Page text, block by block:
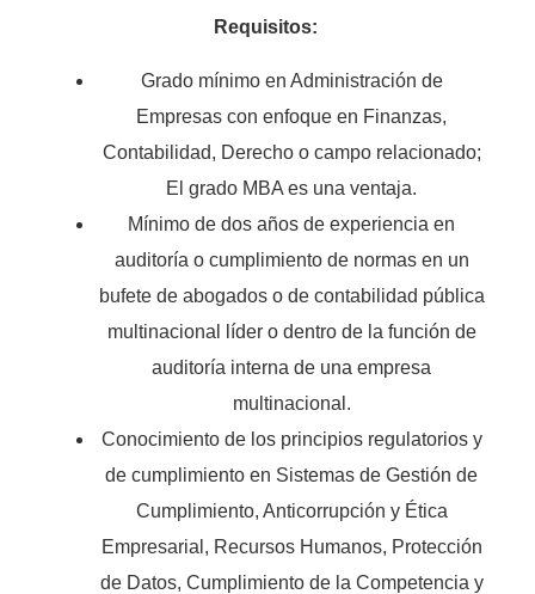
Requisitos:
Grado mínimo en Administración de
Empresas con enfoque en Finanzas,
Contabilidad, Derecho o campo relacionado;
El grado MBA es una ventaja.
Mínimo de dos años de experiencia en
auditoría o cumplimiento de normas en un
bufete de abogados o de contabilidad pública
multinacional líder o dentro de la función de
auditoría interna de una empresa
multinacional.
Conocimiento de los principios regulatorios y
de cumplimiento en Sistemas de Gestión de
Cumplimiento, Anticorrupción y Ética
Empresarial, Recursos Humanos, Protección
de Datos, Cumplimiento de la Competencia y